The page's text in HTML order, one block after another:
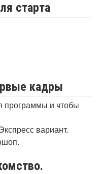
старта
кадры
программы и чтобы
вариант.